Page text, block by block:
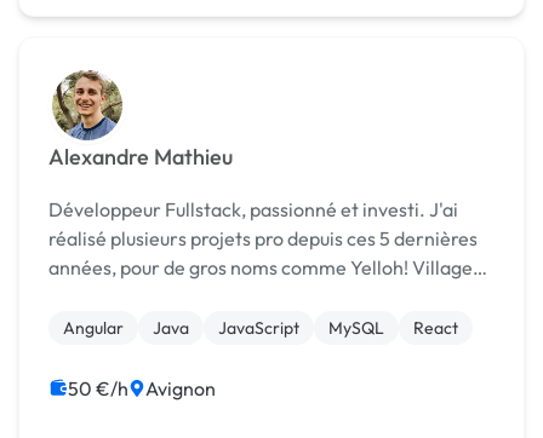
Alexandre Mathieu
Développeur Fullstack, passionné et investi. J'ai
réalisé plusieurs projets pro depuis ces 5 dernières
années, pour de gros noms comme Yelloh! Villages,
développement Java, Angular, JS, MongoDB,
Angular Java JavaScript MySQL React
50 €/h Avignon